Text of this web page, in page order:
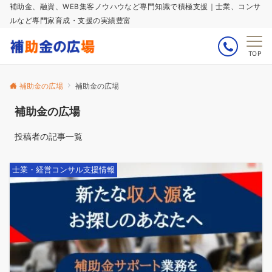
補助金、融資、WEB集客ノウハウなど専門知識で積極支援｜士業、コンサ
ルなど専門家育成・支援の実績豊富
TOP
補助金の広場 補助金の広場
補助金の広場
投稿者の記事一覧
士業・経営コンサル支援情報